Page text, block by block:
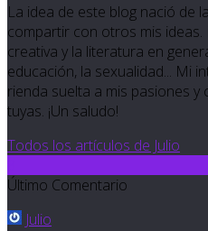
La idea de este blog nació de
compartir con otros mis
creativa y la literatura en
educación, la sexualidad... Mi
rienda suelta a mis pasiones
tuyas. ¡Un saludo!
Todos los artículos de Julio
Último Comentario
Julio